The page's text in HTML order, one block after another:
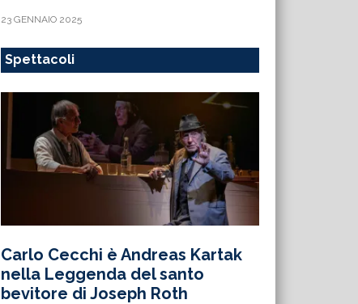
23 GENNAIO 2025
Spettacoli
Carlo Cecchi è Andreas Kartak
nella Leggenda del santo
bevitore di Joseph Roth